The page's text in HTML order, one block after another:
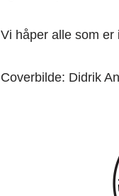
Vi håper alle som er
Coverbilde: Didrik